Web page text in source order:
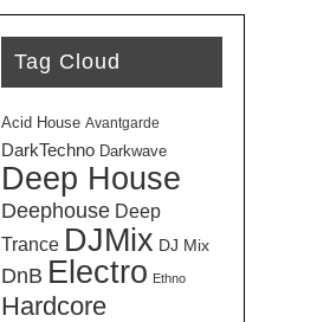
Tag Cloud
Acid House Avantgarde
DarkTechno Darkwave
Deep House
Deephouse Deep
Trance DJMix DJ Mix
DnB Electro Ethno
Hardcore